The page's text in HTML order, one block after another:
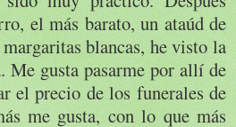
el más barato, un ataúd de
blancas, he visto la
Me gusta pasarme por allí de
el precio de los funerales de
me gusta, con lo que más